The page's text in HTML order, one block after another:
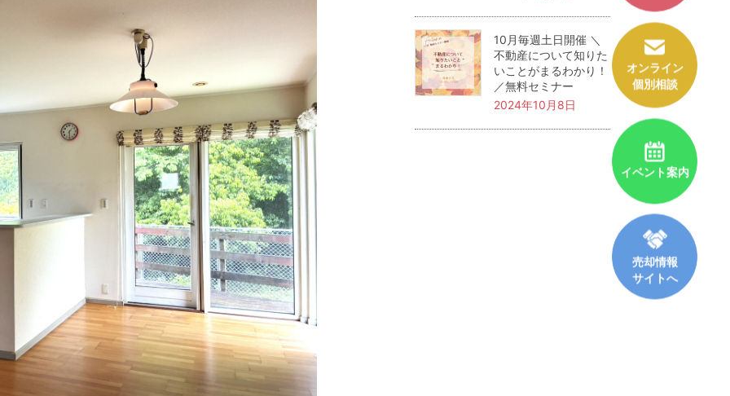
10月毎週土日開催 ＼
不動産について知りた
いことがまるわかり！
／無料セミナー
2024年10月8日
オンライン
個別相談
イベント案内
売却情報
サイトへ